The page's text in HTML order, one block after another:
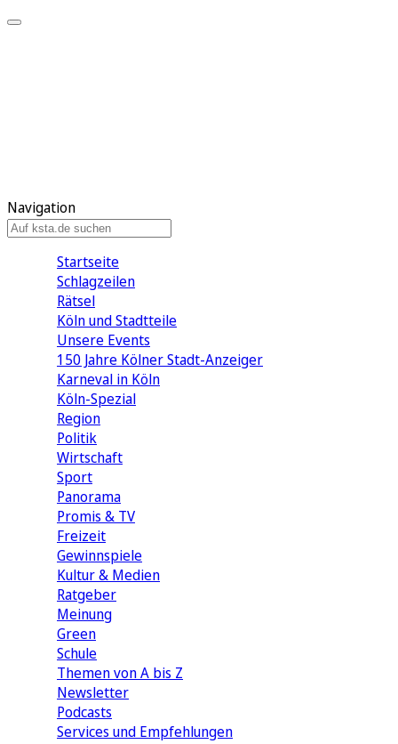
Navigation
Startseite
Schlagzeilen
Rätsel
Köln und Stadtteile
Unsere Events
150 Jahre Kölner Stadt-Anzeiger
Karneval in Köln
Köln-Spezial
Region
Politik
Wirtschaft
Sport
Panorama
Promis & TV
Freizeit
Gewinnspiele
Kultur & Medien
Ratgeber
Meinung
Green
Schule
Themen von A bis Z
Newsletter
Podcasts
Services und Empfehlungen